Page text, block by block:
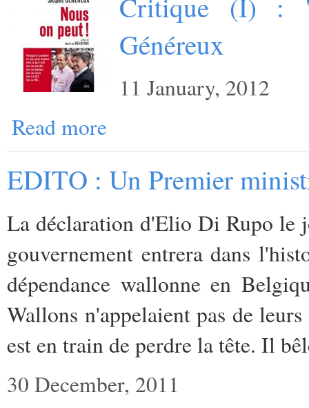
Généreux
11 January, 2012
Read more
EDITO : Un Premier
La déclaration d'Elio Di Rupo le
gouvernement entrera dans
dépendance wallonne en
Wallons n'appelaient pas de
est en train de perdre la tête. Il
30 December, 2011